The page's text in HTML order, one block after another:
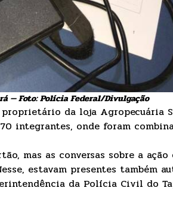
— Foto: Polícia Federal/Divulgação
da loja Agropecuária
integrantes, onde foram
mas as conversas sobre a ação
estavam presentes também
da Polícia Civil do